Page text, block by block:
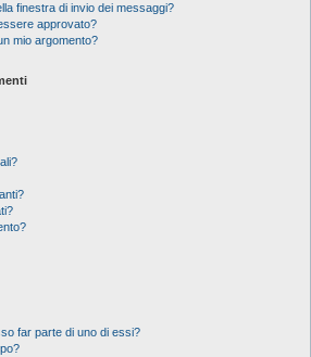
finestra di invio dei messaggi?
approvato?
mio argomento?
far parte di uno di essi?